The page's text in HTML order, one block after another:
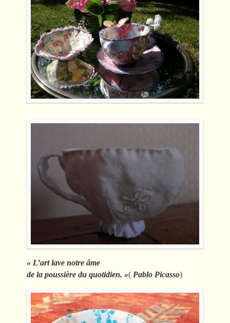
« L’art lave notre âme
de la poussière du quotidien. »( Pablo Picasso)